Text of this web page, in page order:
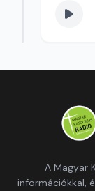
A Magyar
információkkal,